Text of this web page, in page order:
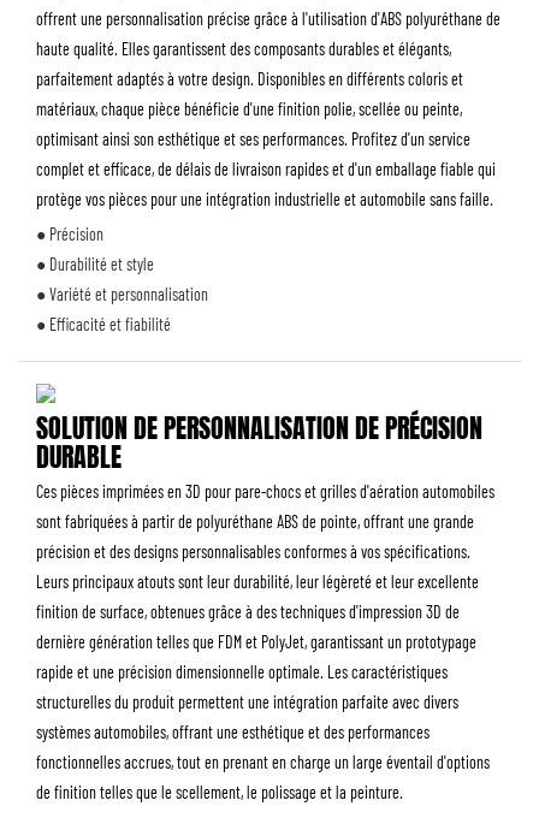
offrent une personnalisation précise grâce à l'utilisation d'ABS polyuréthane de
haute qualité. Elles garantissent des composants durables et élégants,
parfaitement adaptés à votre design. Disponibles en différents coloris et
matériaux, chaque pièce bénéficie d'une finition polie, scellée ou peinte,
optimisant ainsi son esthétique et ses performances. Profitez d'un service
complet et efficace, de délais de livraison rapides et d'un emballage fiable qui
protège vos pièces pour une intégration industrielle et automobile sans faille.
● Précision
● Durabilité et style
● Variété et personnalisation
● Efficacité et fiabilité
SOLUTION DE PERSONNALISATION DE PRÉCISION
DURABLE
Ces pièces imprimées en 3D pour pare-chocs et grilles d'aération automobiles
sont fabriquées à partir de polyuréthane ABS de pointe, offrant une grande
précision et des designs personnalisables conformes à vos spécifications.
Leurs principaux atouts sont leur durabilité, leur légèreté et leur excellente
finition de surface, obtenues grâce à des techniques d'impression 3D de
dernière génération telles que FDM et PolyJet, garantissant un prototypage
rapide et une précision dimensionnelle optimale. Les caractéristiques
structurelles du produit permettent une intégration parfaite avec divers
systèmes automobiles, offrant une esthétique et des performances
fonctionnelles accrues, tout en prenant en charge un large éventail d'options
de finition telles que le scellement, le polissage et la peinture.